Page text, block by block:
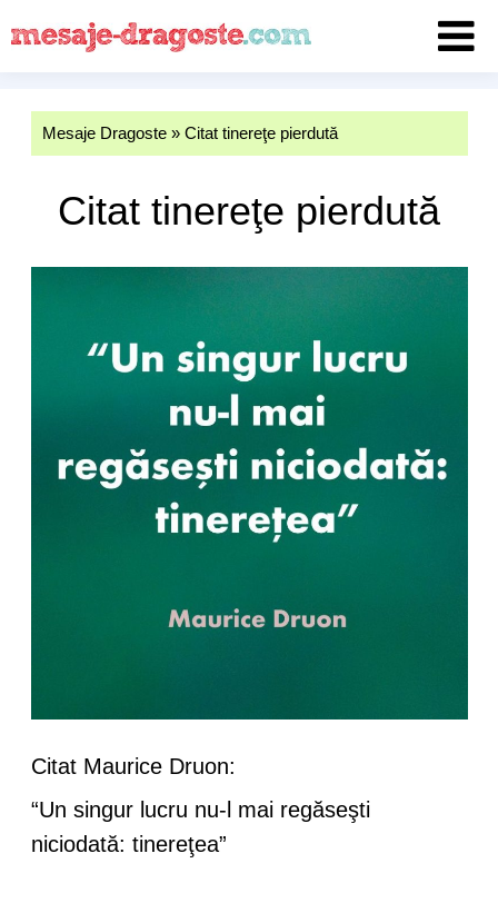
Mesaje Dragoste» Citat tinereţe pierdută
Citat tinereţe pierdută
Citat Maurice Druon:
“Un singur lucru nu-l mai regăseşti
niciodată: tinereţea”